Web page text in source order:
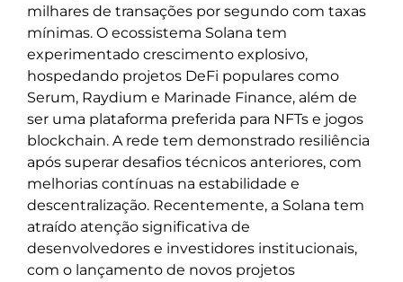
milhares de transações por segundo com taxas
mínimas. O ecossistema Solana tem
experimentado crescimento explosivo,
hospedando projetos DeFi populares como
Serum, Raydium e Marinade Finance, além de
ser uma plataforma preferida para NFTs e jogos
blockchain. A rede tem demonstrado resiliência
após superar desafios técnicos anteriores, com
melhorias contínuas na estabilidade e
descentralização. Recentemente, a Solana tem
atraído atenção significativa de
desenvolvedores e investidores institucionais,
com o lançamento de novos projetos